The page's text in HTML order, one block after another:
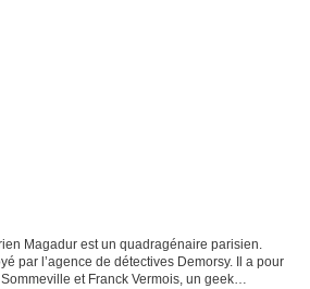
Magadur est un quadragénaire parisien.
par l’agence de détectives Demorsy. Il a pour
et Franck Vermois, un geek